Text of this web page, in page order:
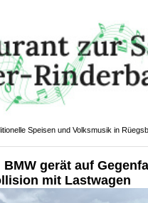
Speisen und Volksmusik in
gerät auf
mit Lastwagen